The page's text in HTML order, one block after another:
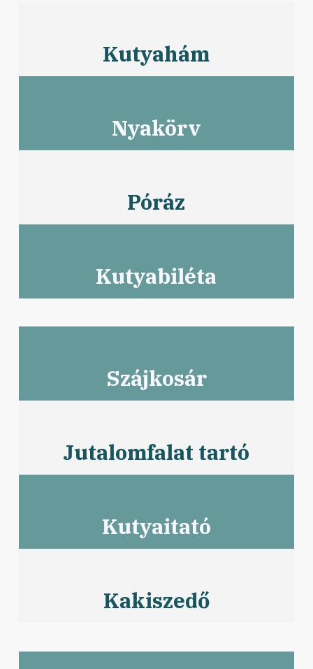
Kutyahám
Nyakörv
Póráz
Kutyabiléta
Szájkosár
Jutalomfalat tartó
Kutyaitató
Kakiszedő